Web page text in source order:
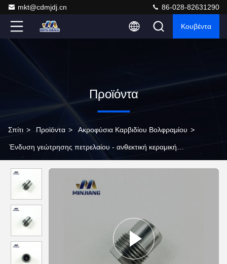
mkt@cdmjdj.cn 86-028-82631290
Κουβέντα
Προϊόντα
Σπίτι > Προϊόντα > Ακροφύσια Καρβιδίου Βολφραμίου >
Ένδυση γεώτρησης πετρελαίου - ανθεκτική κεραμική